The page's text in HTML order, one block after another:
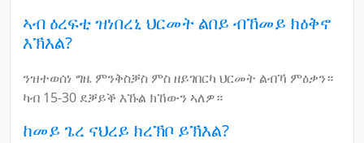
ኣብ ዕረፍቲ ዝነበረኒ ህርመት ልበይ ብኸመይ ክዕቅኖ
እኽእል?
ንዝተወሰነ ግዜ ምንቅስቓስ ምስ ዘይገበርካ ህርመት ልብኻ ምዕቃን።
ካብ 15-30 ደቓይቕ እኹል ክኸውን ኣለዎ።
ከመይ ጌረ ናህረይ ክረኽቦ ይኽእል?